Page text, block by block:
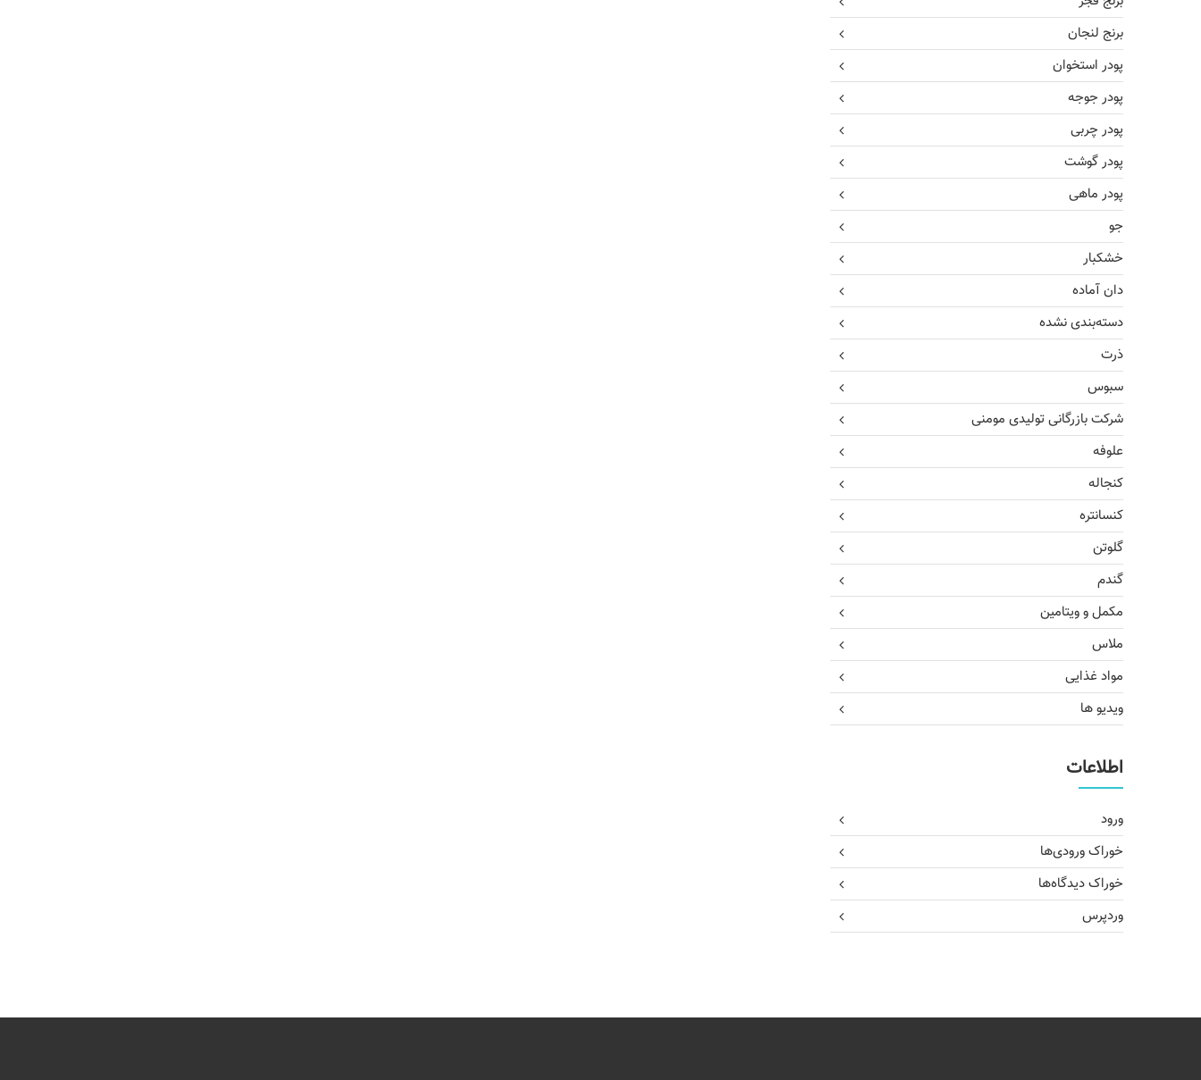
برنج لنجان
پودر استخوان
پودر جوجه
پودر چربی
پودر گوشت
پودر ماهی
جو
خشکبار
دان آماده
دسته‌بندی نشده
ذرت
سبوس
شرکت بازرگانی تولیدی مومنی
علوفه
کنجاله
کنسانتره
گلوتن
گندم
مکمل و ویتامین
ملاس
مواد غذایی
ویدیو ها
اطلاعات
ورود
خوراک ورودی‌ها
خوراک دیدگاه‌ها
وردپرس